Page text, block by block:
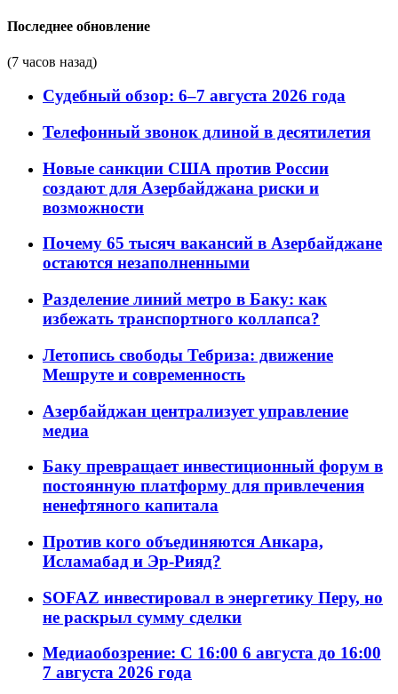
Последнее обновление
(7 часов назад)
Судебный обзор: 6–7 августа 2026 года
Телефонный звонок длиной в десятилетия
Новые санкции США против России
создают для Азербайджана риски и
возможности
Почему 65 тысяч вакансий в Азербайджане
остаются незаполненными
Разделение линий метро в Баку: как
избежать транспортного коллапса?
Летопись свободы Тебриза: движение
Мешруте и современность
Азербайджан централизует управление
медиа
Баку превращает инвестиционный форум в
постоянную платформу для привлечения
ненефтяного капитала
Против кого объединяются Анкара,
Исламабад и Эр-Рияд?
SOFAZ инвестировал в энергетику Перу, но
не раскрыл сумму сделки
Медиаобозрение: С 16:00 6 августа до 16:00
7 августа 2026 года